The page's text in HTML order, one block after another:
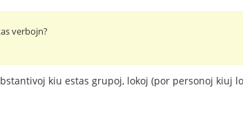
verbojn?
kiu estas grupoj, lokoj (por personoj kiuj